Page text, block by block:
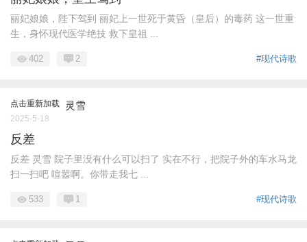
丽妃娘娘，陛下驾到 丽妃上一世死于黄昏（皇后）的毒药 这一世重
生，身怀现代医学绝技 救下皇祖 ...
#现代诗歌
402 2
点击重新加载 灵雪
2025-5-18
反差
反差 灵雪 院子里没有什么可以扫了 实在不行，把院子外的车水马龙
扫一扫吧 喧嚣啊。你带走我七 ...
#现代诗歌
533 1